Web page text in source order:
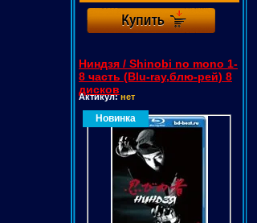
Ниндзя / Shinobi no mono 1-
8 часть (Blu-ray,блю-рей) 8
дисков
Актикул:нет
Новинка